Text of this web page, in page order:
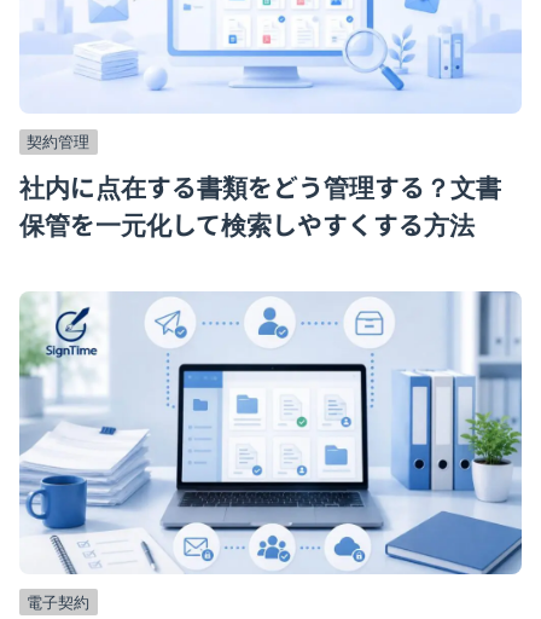
契約管理
社内に点在する書類をどう管理する？文書
保管を一元化して検索しやすくする方法
電子契約